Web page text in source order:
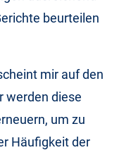
beurteilen
mir auf den
werden diese
um zu
Häufigkeit der